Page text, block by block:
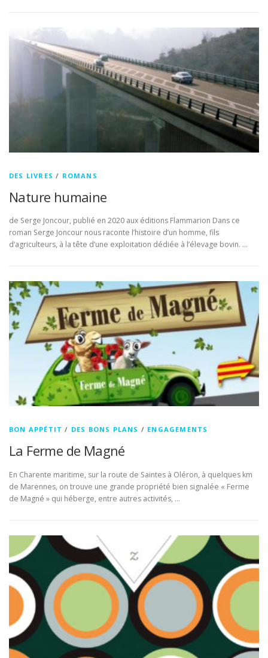
DES LIVRES / ROMANS
Nature humaine
de Serge Joncour, publié en 2020 aux éditions Flammarion Dans ce
roman Serge Joncour nous raconte l’histoire d’un homme, fils
d’agriculteurs, à la tête d’une exploitation dédiée à l’élevage bovin. …
BON APPÉTIT / DES BONS PLANS / ENGAGEMENTS
La Ferme de Magné
En Charente maritime, sur la route de Saintes à Oléron, à quelques km
de Marennes, on trouve une grande propriété bien signalée « Ferme
de Magné » qui héberge, entre autres activités, …